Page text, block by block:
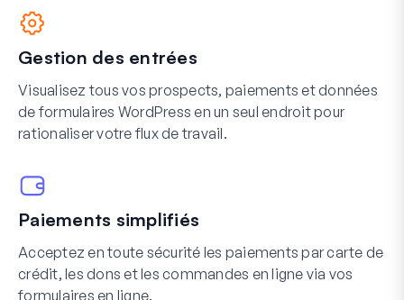
Gestion des entrées
Visualisez tous vos prospects, paiements et données
de formulaires WordPress en un seul endroit pour
rationaliser votre flux de travail.
Paiements simplifiés
Acceptez en toute sécurité les paiements par carte de
crédit, les dons et les commandes en ligne via vos
formulaires en ligne.